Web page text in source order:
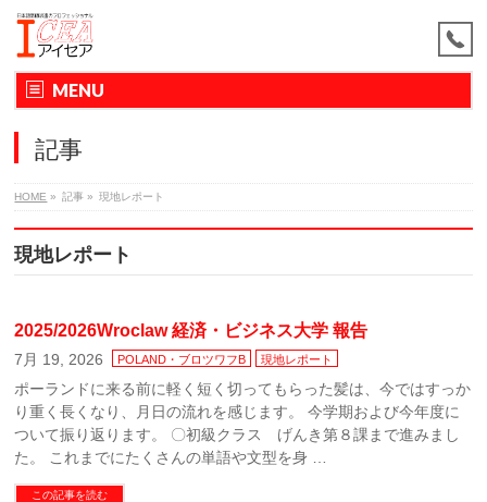
MENU
記事
HOME » 記事 » 現地レポート
現地レポート
2025/2026Wroclaw 経済・ビジネス大学 報告
7月 19, 2026 POLAND・ブロツワフB 現地レポート
ポーランドに来る前に軽く短く切ってもらった髪は、今ではすっか
り重く長くなり、月日の流れを感じます。 今学期および今年度に
ついて振り返ります。 〇初級クラス げんき第８課まで進みまし
た。 これまでにたくさんの単語や文型を身 …
この記事を読む